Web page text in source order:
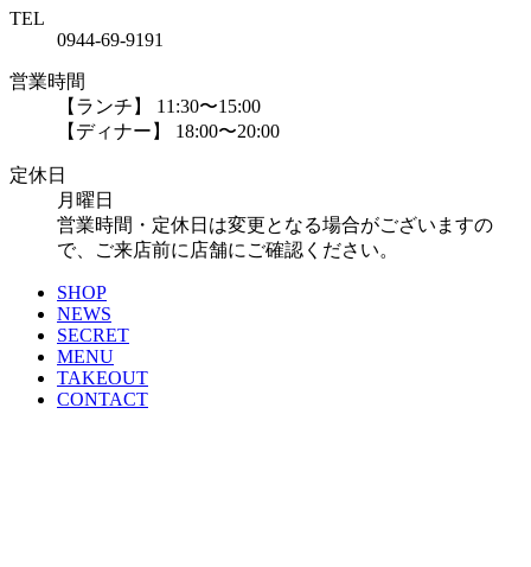
TEL
0944-69-9191
営業時間
【ランチ】 11:30〜15:00
【ディナー】 18:00〜20:00
定休日
月曜日
営業時間・定休日は変更となる場合がございますの
で、ご来店前に店舗にご確認ください。
SHOP
NEWS
SECRET
MENU
TAKEOUT
CONTACT